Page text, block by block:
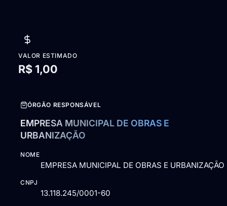
VALOR ESTIMADO
R$ 1,00
ÓRGÃO RESPONSÁVEL
EMPRESA MUNICIPAL DE OBRAS E
URBANIZAÇÃO
NOME
EMPRESA MUNICIPAL DE OBRAS E URBANIZAÇÃO
CNPJ
13.118.245/0001-60